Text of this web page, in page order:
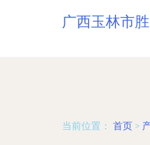
广西玉林市
当前位置： 首页 >